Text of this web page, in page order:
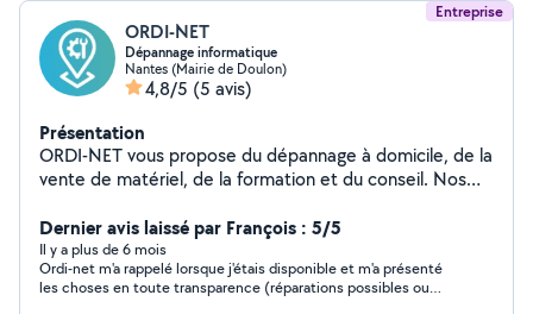
Entreprise
ORDI-NET
Dépannage informatique
Nantes (Mairie de Doulon)
4,8/5 (5 avis)
Présentation
ORDI-NET vous propose du dépannage à domicile, de la
vente de matériel, de la formation et du conseil. Nos
Dernier avis laissé par François : 5/5
Il y a plus de 6 mois
Ordi-net m'a rappelé lorsque j'étais disponible et m'a présenté
les choses en toute transparence (réparations possibles ou